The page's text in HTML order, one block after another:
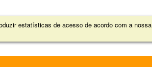
estatísticas de acesso de acordo com a nossa